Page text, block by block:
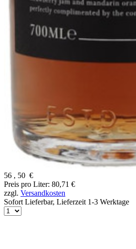
56 , 50 €
Preis pro Liter: 80,71 €
zzgl. Versandkosten
Sofort Lieferbar, Lieferzeit 1-3 Werktage